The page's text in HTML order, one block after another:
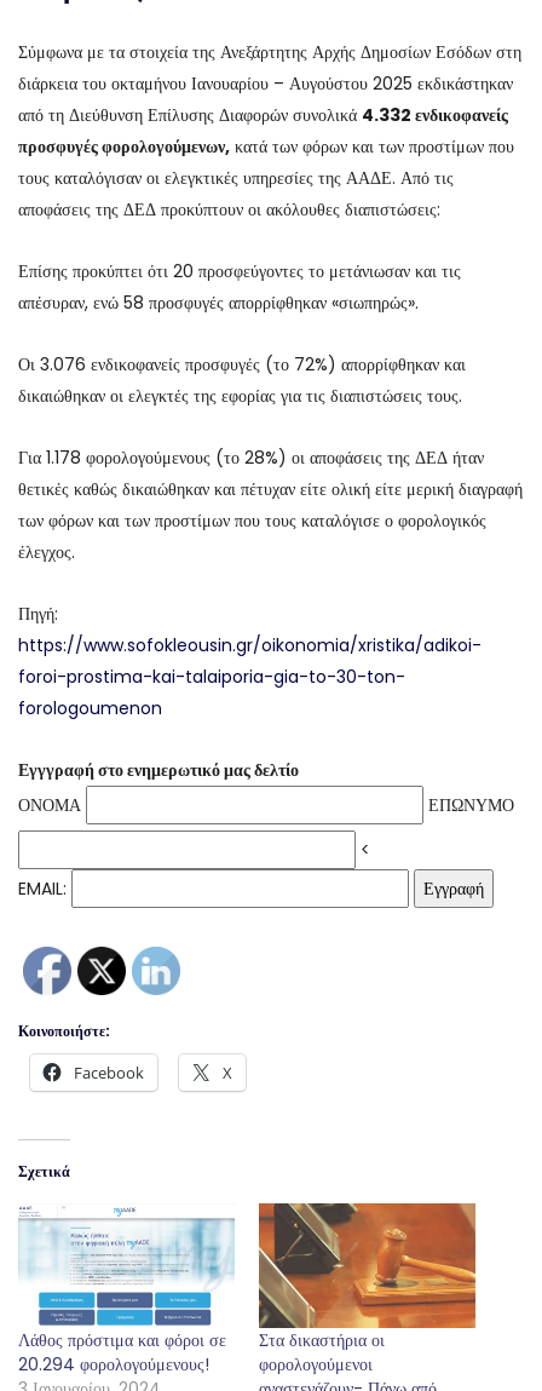
Σύμφωνα με τα στοιχεία της Ανεξάρτητης Αρχής Δημοσίων Εσόδων στη
διάρκεια του οκταμήνου Ιανουαρίου – Αυγούστου 2025 εκδικάστηκαν
από τη Διεύθυνση Επίλυσης Διαφορών συνολικά 4.332 ενδικοφανείς
προσφυγές φορολογούμενων, κατά των φόρων και των προστίμων που
τους καταλόγισαν οι ελεγκτικές υπηρεσίες της ΑΑΔΕ. Από τις
αποφάσεις της ΔΕΔ προκύπτουν οι ακόλουθες διαπιστώσεις:
Επίσης προκύπτει ότι 20 προσφεύγοντες το μετάνιωσαν και τις
απέσυραν, ενώ 58 προσφυγές απορρίφθηκαν «σιωπηρώς».
Οι 3.076 ενδικοφανείς προσφυγές (το 72%) απορρίφθηκαν και
δικαιώθηκαν οι ελεγκτές της εφορίας για τις διαπιστώσεις τους.
Για 1.178 φορολογούμενους (το 28%) οι αποφάσεις της ΔΕΔ ήταν
θετικές καθώς δικαιώθηκαν και πέτυχαν είτε ολική είτε μερική διαγραφή
των φόρων και των προστίμων που τους καταλόγισε ο φορολογικός
έλεγχος.
Πηγή:
https://www.sofokleousin.gr/oikonomia/xristika/adikoi-
foroi-prostima-kai-talaiporia-gia-to-30-ton-
forologoumenon
Εγγγραφή στο ενημερωτικό μας δελτίο
ΟΝΟΜΑ
ΕΠΩΝΥΜΟ
<
EMAIL:
Κοινοποιήστε:
Facebook X
Σχετικά
Λάθος πρόστιμα και φόροι σε
20.294 φορολογούμενους!
Στα δικαστήρια οι
φορολογούμενοι